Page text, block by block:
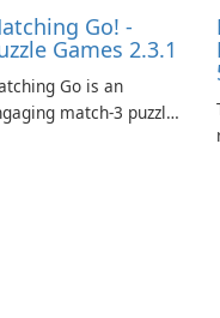
Go! -
Games 2.3.1
Go is an
match-3 puzzle